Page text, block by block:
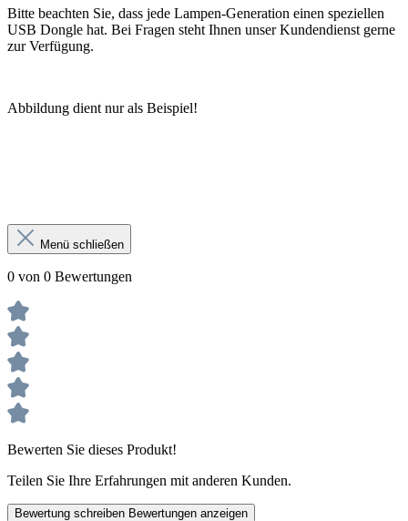
Bitte beachten Sie, dass jede Lampen-Generation einen speziellen
USB Dongle hat. Bei Fragen steht Ihnen unser Kundendienst gerne
zur Verfügung.
Abbildung dient nur als Beispiel!
Menü schließen
0 von 0 Bewertungen
Bewerten Sie dieses Produkt!
Teilen Sie Ihre Erfahrungen mit anderen Kunden.
Bewertung schreiben Bewertungen anzeigen